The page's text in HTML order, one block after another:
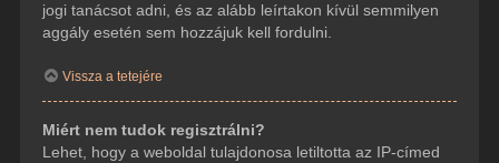
jogi tanácsot adni, és az alább leírtakon kívül semmilyen
aggály esetén sem hozzájuk kell fordulni.
Vissza a tetejére
Miért nem tudok regisztrálni?
Lehet, hogy a weboldal tulajdonosa letiltotta az IP-címed